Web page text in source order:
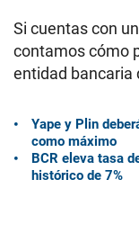
Si cuentas con
contamos cómo
entidad bancaria
Yape y Plin
como máximo
BCR eleva tasa
histórico de 7%